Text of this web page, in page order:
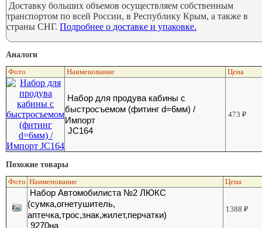
Доставку больших объемов осуществляем собственным
транспортом по всей России, в Республику Крым, а также в
страны СНГ.Подробнее о доставке и упаковке.
Аналоги
Фото Наименование Цена
Набор для продува кабины с
быстросъемом (фитинг d=6мм) /
Импорт
JC164
473₽
Похожие товары
Фото Наименование Цена
Набор Автомобилиста №2 ЛЮКС
(сумка,огнетушитель,
аптечка,трос,знак,жилет,перчатки)
9270на
1388₽